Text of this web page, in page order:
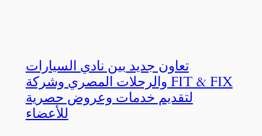
تعاون جديد بين نادي السيارات
والرحلات المصري وشركة FIT & FIX
لتقديم خدمات وعروض حصرية
للأعضاء